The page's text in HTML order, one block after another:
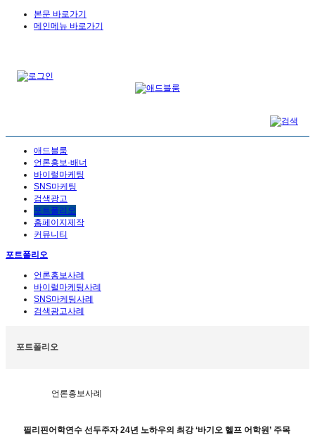
본문 바로가기
메인메뉴 바로가기
애드블룸
언론홍보·배너
바이럴마케팅
SNS마케팅
검색광고
포트폴리오
홈페이지제작
커뮤니티
포트폴리오
언론홍보사례
바이럴마케팅사례
SNS마케팅사례
검색광고사례
포트폴리오
언론홍보사례
필리핀어학연수 선두주자 24년 노하우의 최강 ‘바기오 헬프 어학원’ 주목